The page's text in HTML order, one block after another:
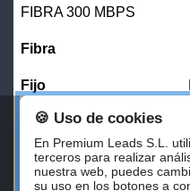
FIBRA 300 MBPS
🍪 Uso de cookies
En Premium Leads S.L.
terceros para realizar
nuestra web, puedes
su uso en los botones a